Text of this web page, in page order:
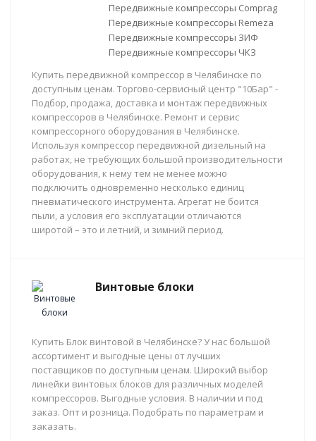
Передвижные компрессоры Comprag
Передвижные компрессоры Remeza
Передвижные компрессоры ЗИФ
Передвижные компрессоры ЧКЗ
Купить передвижной компрессор в Челябинске по
доступным ценам. Торгово-сервисный центр "10Бар" -
Подбор, продажа, доставка и монтаж передвижных
компрессоров в Челябинске. Ремонт и сервис
компрессорного оборудования в Челябинске.
Используя компрессор передвижной дизельный на
работах, не требующих большой производительности
оборудования, к нему тем не менее можно
подключить одновременно несколько единиц
пневматического инструмента. Агрегат не боится
пыли, а условия его эксплуатации отличаются
широтой – это и летний, и зимний период.
Винтовые блоки
Купить Блок винтовой в Челябинске? У нас большой
ассортимент и выгодные цены от лучших
поставщиков по доступным ценам. Широкий выбор
линейки винтовых блоков для различных моделей
компрессоров. Выгодные условия. В наличии и под
заказ. Опт и розница. Подобрать по параметрам и
заказать.